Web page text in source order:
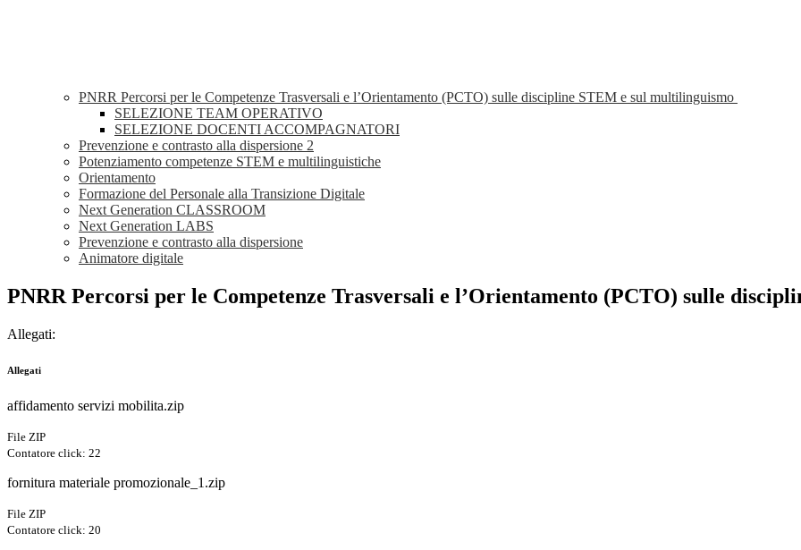
PNRR Percorsi per le Competenze Trasversali e l’Orientamento (PCTO) sulle discipline STEM e sul multilinguismo
SELEZIONE TEAM OPERATIVO
SELEZIONE DOCENTI ACCOMPAGNATORI
Prevenzione e contrasto alla dispersione 2
Potenziamento competenze STEM e multilinguistiche
Orientamento
Formazione del Personale alla Transizione Digitale
Next Generation CLASSROOM
Next Generation LABS
Prevenzione e contrasto alla dispersione
Animatore digitale
PNRR Percorsi per le Competenze Trasversali e l’Orientamento (PCTO) sulle
Allegati:
Allegati
affidamento servizi mobilita.zip
File ZIP
Contatore click: 22
fornitura materiale promozionale_1.zip
File ZIP
Contatore click: 20